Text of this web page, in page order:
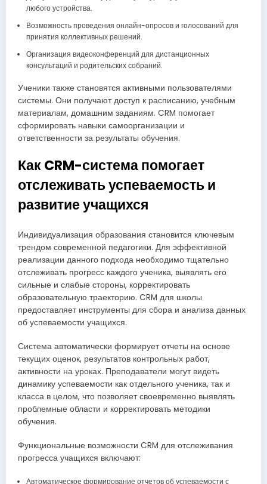
любого устройства.
Возможность проведения онлайн-опросов и голосований для
принятия коллективных решений.
Организация видеоконференций для дистанционных
консультаций и родительских собраний.
Ученики также становятся активными пользователями
системы. Они получают доступ к расписанию, учебным
материалам, домашним заданиям. CRM помогает
сформировать навыки самоорганизации и
ответственности за результаты обучения.
Как CRM-система помогает
отслеживать успеваемость и
развитие учащихся
Индивидуализация образования становится ключевым
трендом современной педагогики. Для эффективной
реализации данного подхода необходимо тщательно
отслеживать прогресс каждого ученика, выявлять его
сильные и слабые стороны, корректировать
образовательную траекторию. CRM для школы
предоставляет инструменты для сбора и анализа данных
об успеваемости учащихся.
Система автоматически формирует отчеты на основе
текущих оценок, результатов контрольных работ,
активности на уроках. Преподаватели могут видеть
динамику успеваемости как отдельного ученика, так и
класса в целом, что позволяет своевременно выявлять
проблемные области и корректировать методики
обучения.
Функциональные возможности CRM для отслеживания
прогресса учащихся включают:
Автоматическое формирование отчетов об успеваемости с